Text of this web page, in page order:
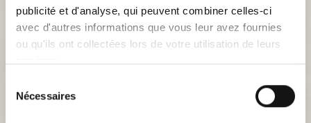
publicité et d'analyse, qui peuvent combiner celles-ci
avec d'autres informations que vous leur avez fournies
ou qu'ils ont collectées lors de votre utilisation de leurs
Nécessaires
0,52 €
Détails